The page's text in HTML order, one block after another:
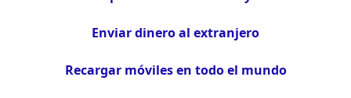
Enviar dinero al extranjero
Recargar móviles en todo el mundo